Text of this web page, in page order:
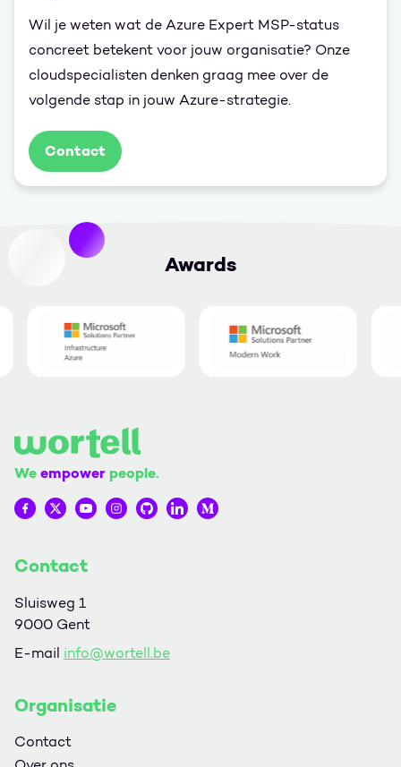
Wil je weten wat de Azure Expert MSP-status
concreet betekent voor jouw organisatie? Onze
cloudspecialisten denken graag mee over de
volgende stap in jouw Azure-strategie.
Contact
Awards
Weempower people.
Wortell op Facebook
Wortell op Twitter
Wortell op YouTube
Wortell op Instagram
Wortell op Github
Wortell op LinkedIn
Wortell op Medium
Contact
Sluisweg 1
9000 Gent
E-mail info@wortell.be
Organisatie
Contact